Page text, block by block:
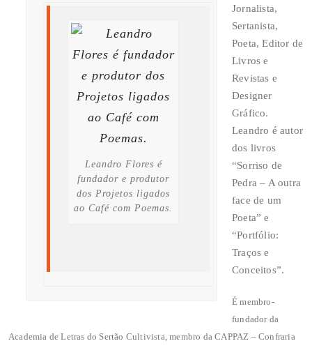
Leandro Flores é
fundador e produtor
dos Projetos ligados
ao Café com Poemas.
Jornalista,
Sertanista,
Poeta, Editor de
Livros e
Revistas e
Designer
Gráfico.
Leandro é autor
dos livros
“Sorriso de
Pedra – A outra
face de um
Poeta” e
“Portfólio:
Traços e
Conceitos”.
É membro-
fundador da
Academia de Letras do Sertão Cultivista, membro da CAPPAZ – Confraria